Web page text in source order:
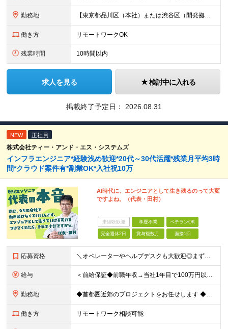
勤務地 【東京都品川区（本社）または渋谷区（開発拠点）各プロジェクト先の勤務地】 ◎リモート案件も多数のため在宅勤務も可能です！ 常駐・ハイブリッド型・フルリモートなど柔軟に対応しています。 ※転勤はございま
働き方 リモートワークOK
残業時間 10時間以内
求人を見る 検討中に入れる
掲載終了予定日： 2026.08.31
NEW 正社員
株式会社ティー・アンド・エス・システムズ
インフラエンジニア*経験浅め歓迎*20代～30代活躍*残業月平均3時
間*クラウド案件有*副業OK*入社祝10万
AI時代に、エンジニアとして生き残るのって大変
ですよね。（代表・田村）
未経験歓迎 学歴不問 ベテランOK
完全週休2日 賞与複数月 面接1回
応募資格 ＼オペレーターやヘルプデスクも大歓迎◎まずはご応募ください／ ◆学歴不問 ◆IT業界での勤務経験がある方（職種・年数不問） ┗例：オペレーター、ヘルプデスク、開発からインフラ領域へのシフト、スク
給与 ＜前給保証◆前職年収→当社1年目で100万円以上アップ実績あり◆基本的に全員毎年昇給＞ 月給45万円（固定残業代：30時間分/85,470円）※PM/PL/PMO経験2年以上 月給36万円（固定残業
勤務地 ◆首都圏近郊のプロジェクトをお任せします ◆転勤なし ◆自社オフィスで働ける案件もございます 【本社】 東京都中央区日本橋小伝馬町1-1 日本橋末広ビル6階 ※変更の範囲：上記を除く当社関連勤務地
働き方 リモートワーク相談可能